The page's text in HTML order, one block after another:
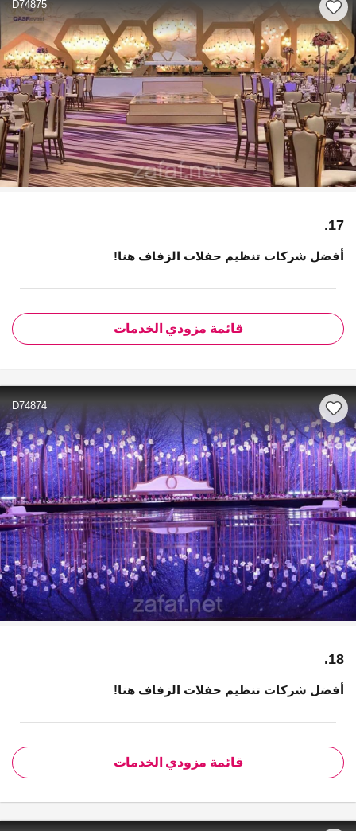
D74875
17.
أفضل شركات تنظيم حفلات الزفاف هنا!
قائمة مزودي الخدمات
D74874
18.
أفضل شركات تنظيم حفلات الزفاف هنا!
قائمة مزودي الخدمات